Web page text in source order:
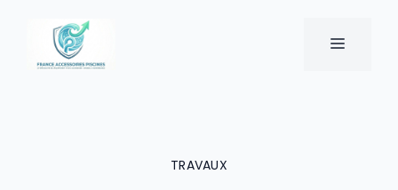
contenu
MENU
TRAVAUX